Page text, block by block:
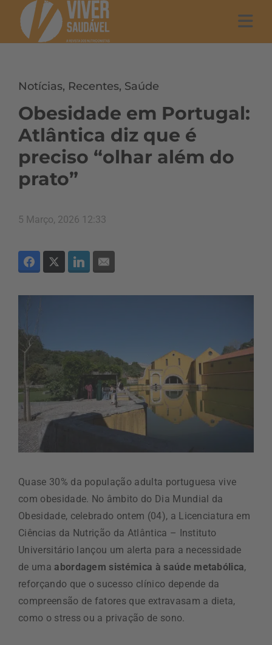
Notícias, Recentes, Saúde
Obesidade em Portugal:
Atlântica diz que é
preciso “olhar além do
prato”
5 Março, 2026 12:33
Quase 30% da população adulta portuguesa vive
com obesidade. No âmbito do Dia Mundial da
Obesidade, celebrado ontem (04), a Licenciatura em
Ciências da Nutrição da Atlântica – Instituto
Universitário lançou um alerta para a necessidade
de umaabordagem sistémica à saúde metabólica,
reforçando que o sucesso clínico depende da
compreensão de fatores que extravasam a dieta,
como o stress ou a privação de sono.